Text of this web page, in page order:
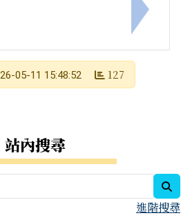
國民教育中央輔導團語文領域國語
下一筆：
05-11 15:48:52 127
站內搜尋
進階搜尋